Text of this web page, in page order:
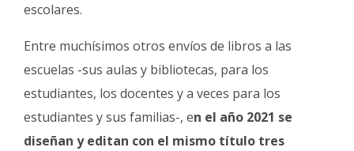
escolares.
Entre muchísimos otros envíos de libros a las
escuelas -sus aulas y bibliotecas, para los
estudiantes, los docentes y a veces para los
estudiantes y sus familias-, en el año 2021 se
diseñan y editan con el mismo título tres